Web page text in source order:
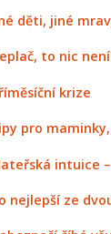
děti, jiné
to nic
krize
pro
intuice
nejlepší ze